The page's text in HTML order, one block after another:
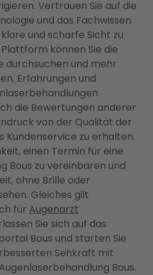
Vertrauen Sie auf die
und das Fachwissen
und scharfe Sicht zu
können Sie die
durchsuchen und mehr
Erfahrungen und
die Bewertungen anderer
von der Qualität der
Kundenservice zu erhalten.
einen Termin für eine
Bous zu vereinbaren und
ohne Brille oder
Gleiches gilt
für Augenarzt
Sie sich auf das
Bous und starten Sie
Sehkraft mit
Bous.